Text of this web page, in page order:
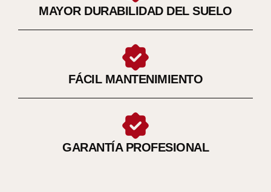
MAYOR DURABILIDAD DEL SUELO
FÁCIL MANTENIMIENTO
GARANTÍA PROFESIONAL